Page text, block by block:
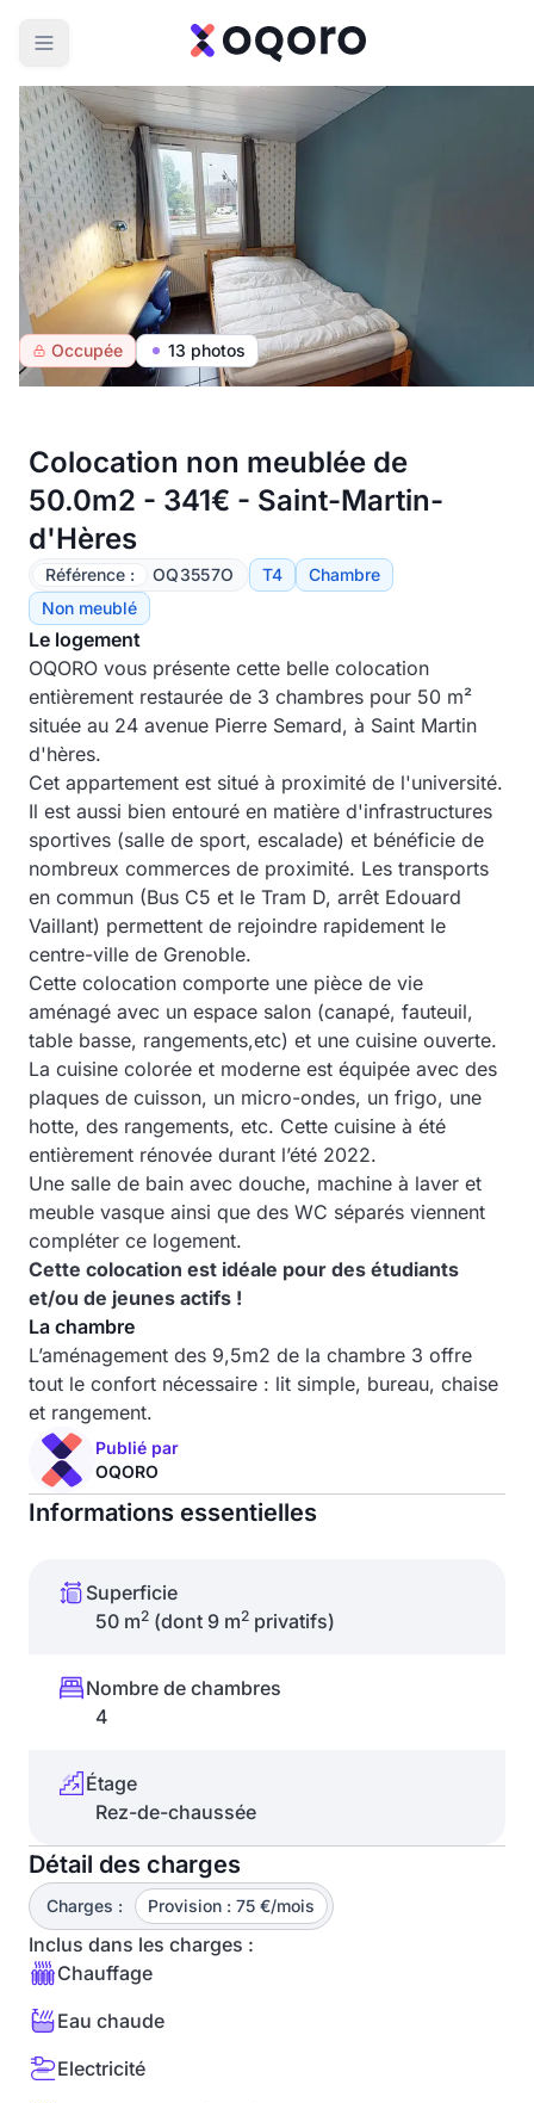
Occupée 13 photos
Colocation non meublée de
50.0m2 - 341€ - Saint-Martin-
d'Hères
Référence : OQ3557O T4
Chambre
Non meublé
Le logement
OQORO vous présente cette belle colocation
entièrement restaurée de 3 chambres pour 50 m²
située au 24 avenue Pierre Semard, à Saint Martin
d'hères.
Cet appartement est situé à proximité de l'université.
Il est aussi bien entouré en matière d'infrastructures
sportives (salle de sport, escalade) et bénéficie de
nombreux commerces de proximité. Les transports
en commun (Bus C5 et le Tram D, arrêt Edouard
Vaillant) permettent de rejoindre rapidement le
centre-ville de Grenoble.
Cette colocation comporte une pièce de vie
aménagé avec un espace salon (canapé, fauteuil,
table basse, rangements,etc) et une cuisine ouverte.
La cuisine colorée et moderne est équipée avec des
plaques de cuisson, un micro-ondes, un frigo, une
hotte, des rangements, etc. Cette cuisine à été
entièrement rénovée durant l’été 2022.
Une salle de bain avec douche, machine à laver et
meuble vasque ainsi que des WC séparés viennent
compléter ce logement.
Cette colocation est idéale pour des étudiants
et/ou de jeunes actifs !
La chambre
L’aménagement des 9,5m2 de la chambre 3 offre
tout le confort nécessaire : lit simple, bureau, chaise
et rangement.
Publié par
OQORO
Informations essentielles
Superficie
50 m2 (dont 9 m2 privatifs)
Nombre de chambres
4
Étage
Rez-de-chaussée
Détail des charges
Charges : Provision : 75 €/mois
Inclus dans les charges :
Chauffage
Eau chaude
Electricité